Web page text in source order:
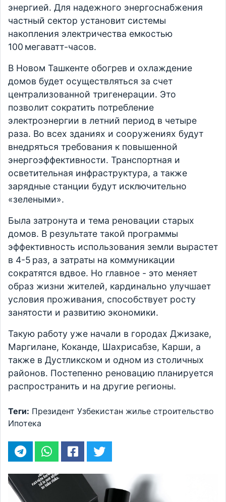
энергией. Для надежного энергоснабжения
частный сектор установит системы
накопления электричества емкостью
100 мегаватт-часов.
В Новом Ташкенте обогрев и охлаждение
домов будет осуществляться за счет
централизованной тригенерации. Это
позволит сократить потребление
электроэнергии в летний период в четыре
раза. Во всех зданиях и сооружениях будут
внедряться требования к повышенной
энергоэффективности. Транспортная и
осветительная инфраструктура, а также
зарядные станции будут исключительно
«зелеными».
Была затронута и тема реновации старых
домов. В результате такой программы
эффективность использования земли вырастет
в 4-5 раз, а затраты на коммуникации
сократятся вдвое. Но главное - это меняет
образ жизни жителей, кардинально улучшает
условия проживания, способствует росту
занятости и развитию экономики.
Такую работу уже начали в городах Джизаке,
Маргилане, Коканде, Шахрисабзе, Карши, а
также в Дустликском и одном из столичных
районов. Постепенно реновацию планируется
распространить и на другие регионы.
Теги: Президент Узбекистан жилье строительство
Ипотека